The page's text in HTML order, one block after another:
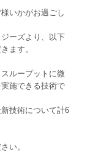
いかがお過ごし
ーズより、以下
ます。
ループットに微
施できる技術で
技術について計6
い。